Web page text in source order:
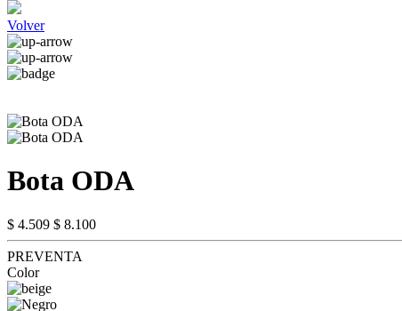
Volver
Bota ODA
$ 4.509 $ 8.100
PREVENTA
Color